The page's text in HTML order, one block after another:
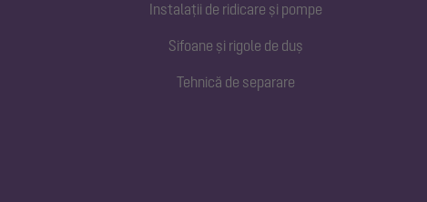
Instalații de ridicare și pompe
Sifoane și rigole de duș
Tehnică de separare